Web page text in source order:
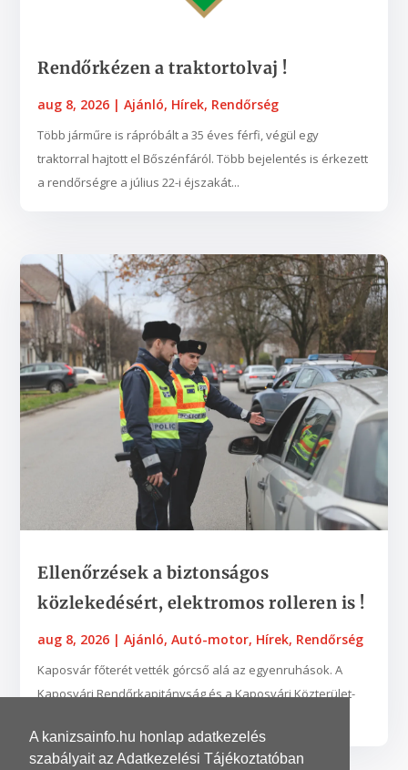
A kanizsainfo.hu honlap adatkezelés
szabályait az Adatkezelési Tájékoztatóban
Rendőrkézen a traktortolvaj !
aug 8, 2026 |Ajánló, Hírek, Rendőrség
Több járműre is rápróbált a 35 éves férfi, végül egy
traktorral hajtott el Bőszénfáról. Több bejelentés is érkezett
a rendőrségre a július 22-i éjszakát...
Ellenőrzések a biztonságos
közlekedésért, elektromos rolleren is !
aug 8, 2026 |Ajánló,Autó-motor, Hírek, Rendőrség
Kaposvár főterét vették górcső alá az egyenruhások. A
Kaposvári Rendőrkapitányság és a Kaposvári Közterület-